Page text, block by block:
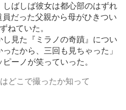
ばしば彼女は都心部のはずれ
だった父親から母がひきつい
ねていた。
見た『ミラノの奇蹟』につい
たから、三回も見ちゃった」
ーノが笑っていった。
どこで撮ったか知って